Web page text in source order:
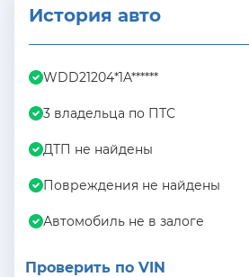
История авто
WDD21204*1A******
3 владельца по ПТС
ДТП не найдены
Повреждения не найдены
Автомобиль не в залоге
Проверить по VIN